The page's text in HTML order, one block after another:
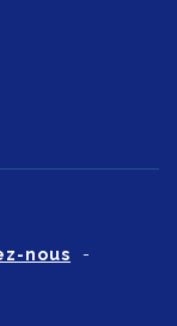
nous -